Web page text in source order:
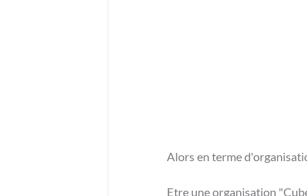
Alors en terme
Etre une organisation